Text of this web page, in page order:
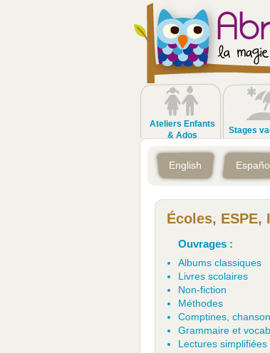
Ateliers Enfants
& Ados
Stages
English
Écoles, ESPE,
Ouvrages :
Albums classiques
Livres scolaires
Non-fiction
Méthodes
Comptines,
Grammaire et
Lectures